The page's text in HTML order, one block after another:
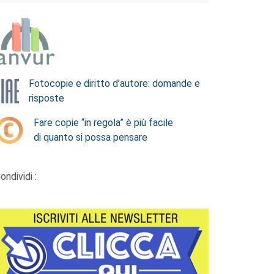
Fotocopie e diritto d’autore: domande e
risposte
Fare copie “in regola” è più facile
di quanto si possa pensare
: